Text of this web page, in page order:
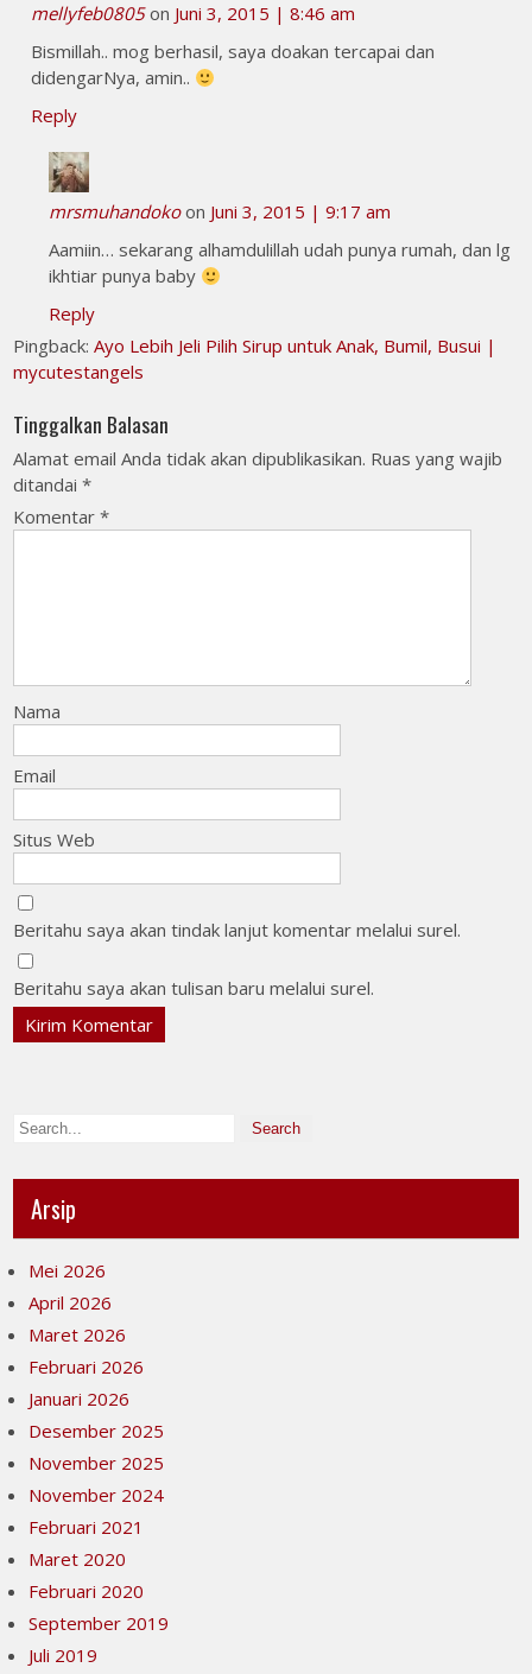
mellyfeb0805on Juni 3, 2015 | 8:46 am
Bismillah.. mog berhasil, saya doakan tercapai dan
didengarNya, amin..
Reply
mrsmuhandokoon Juni 3, 2015 | 9:17 am
Aamiin… sekarang alhamdulillah udah punya rumah, dan lg
ikhtiar punya baby
Reply
Pingback:Ayo Lebih Jeli Pilih Sirup untuk Anak, Bumil, Busui |
mycutestangels
Tinggalkan Balasan
Alamat email Anda tidak akan dipublikasikan. Ruas yang wajib
ditandai*
Komentar*
Nama
Email
Situs Web
Beritahu saya akan tindak lanjut komentar melalui surel.
Beritahu saya akan tulisan baru melalui surel.
Arsip
Mei 2026
April 2026
Maret 2026
Februari 2026
Januari 2026
Desember 2025
November 2025
November 2024
Februari 2021
Maret 2020
Februari 2020
September 2019
Juli 2019